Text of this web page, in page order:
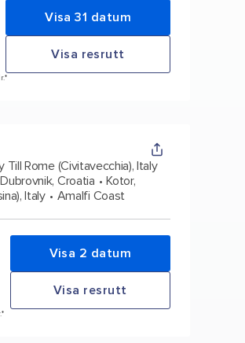
Visa 31 datum
Visa resrutt
Till Rome (Civitavecchia), Italy
Dubrovnik, Croatia
Kotor,
Italy
Amalfi Coast
Visa 2 datum
Visa resrutt